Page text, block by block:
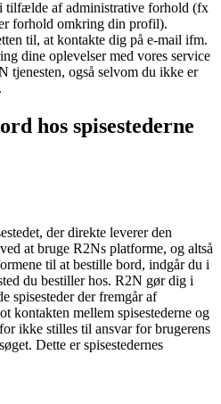
tilfælde af administrative forhold (fx
forhold omkring din profil).
til, at kontakte dig på e-mail ifm.
dine oplevelser med vores service
tjenesten, også selvom du ikke er
hos spisestederne
der direkte leverer den
at bruge R2Ns platforme, og altså
til at bestille bord, indgår du i
du bestiller hos. R2N gør dig i
spisesteder der fremgår af
kontakten mellem spisestederne og
ikke stilles til ansvar for brugerens
Dette er spisestedernes